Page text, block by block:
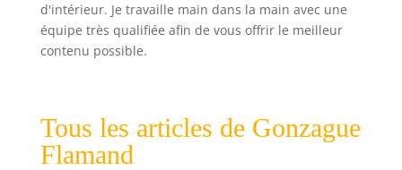
d'intérieur. Je travaille main dans la main avec une
équipe très qualifiée afin de vous offrir le meilleur
contenu possible.
Tous les articles de Gonzague
Flamand